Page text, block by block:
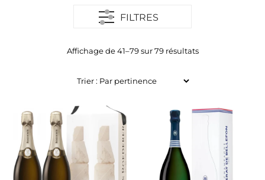
FILTRES
Affichage de 41–79 sur 79 résultats